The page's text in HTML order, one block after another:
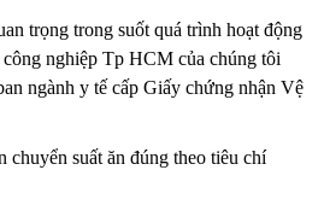
trọng trong suốt quá trình hoạt động
nghiệp Tp HCM của chúng tôi
ngành y tế cấp Giấy chứng nhận Vệ
suất ăn đúng theo tiêu chí